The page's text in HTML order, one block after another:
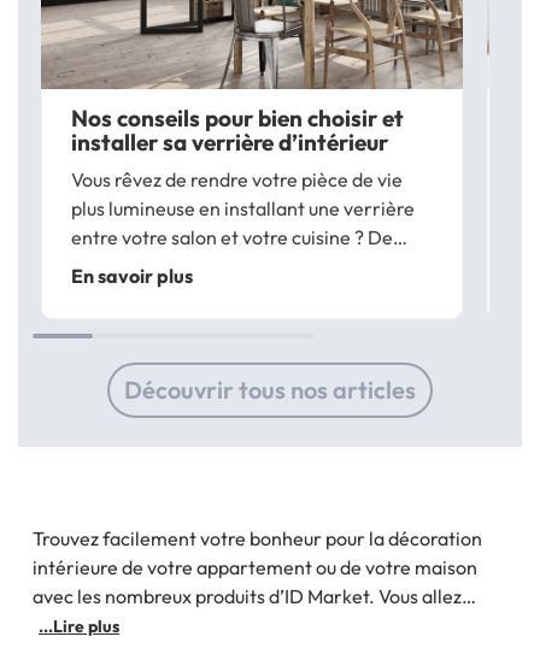
Nos conseils pour bien choisir et
installer sa verrière d’intérieur
Vous rêvez de rendre votre pièce de vie
plus lumineuse en installant une verrière
entre votre salon et votre cuisine ? De
cloisonner sans perdre en luminosité ? Les
verrières de type atelier apportent une
touche design à vos pièces et sont...
En savoir plus
Découvrir tous nos articles
Trouvez facilement votre bonheur pour la décoration
intérieure de votre appartement ou de votre maison
avec les nombreux produits d’ID Market. Vous allez
pouvoir réaliser une déco tendance avec les éclairages
...Lire plus